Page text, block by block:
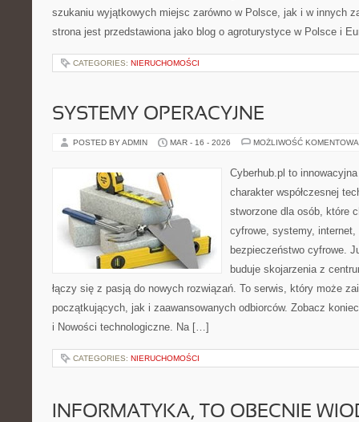
szukaniu wyjątkowych miejsc zarówno w Polsce, jak i w innych
strona jest przedstawiona jako blog o agroturystyce w Polsce i
CATEGORIES: NIERUCHOMOŚCI
SYSTEMY OPERACYJNE
POSTED BY ADMIN MAR - 16 - 2026 MOŻLIWOŚĆ
Cyberhub.pl to
charakter współczesnej
stworzone dla osób, które
cyfrowe, systemy,
bezpieczeństwo cyfrowe.
buduje skojarzenia z
łączy się z pasją do nowych rozwiązań. To serwis, który może
początkujących, jak i zaawansowanych odbiorców. Zobacz
i Nowości technologiczne. Na […]
CATEGORIES: NIERUCHOMOŚCI
INFORMATYKA, TO OBECNIE